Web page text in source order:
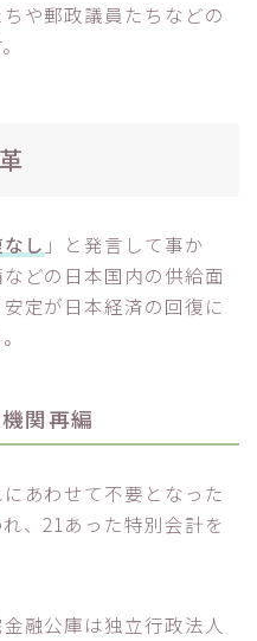
や郵政議員たちなどの
し 」と発言して事か
どの日本国内の供給面
定が日本経済の回復に
関再編
あわせて不要となった
、21あった特別会計を
融公庫は独立行政法人